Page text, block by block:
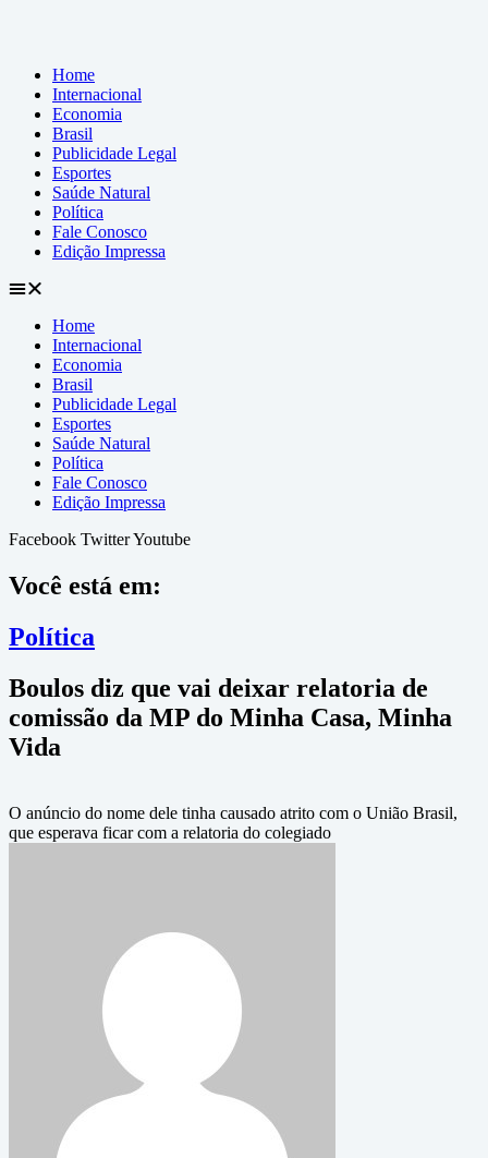
Home
Internacional
Economia
Brasil
Publicidade Legal
Esportes
Saúde Natural
Política
Fale Conosco
Edição Impressa
Home
Internacional
Economia
Brasil
Publicidade Legal
Esportes
Saúde Natural
Política
Fale Conosco
Edição Impressa
Facebook TwitterYoutube
Você está em:
Política
Boulos diz que vai deixar relatoria de
comissão da MP do Minha Casa, Minha
Vida
O anúncio do nome dele tinha causado atrito com o União Brasil,
que esperava ficar com a relatoria do colegiado